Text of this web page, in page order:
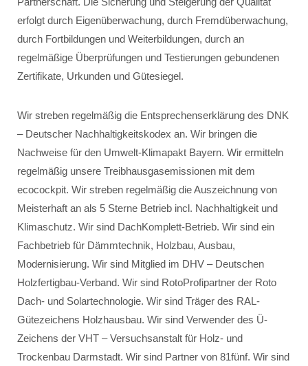
erfolgt durch Eigenüberwachung, durch Fremdüberwachung,
durch Fortbildungen und Weiterbildungen, durch an
regelmäßige Überprüfungen und Testierungen gebundenen
Zertifikate, Urkunden und Gütesiegel.
Wir streben regelmäßig die Entsprechenserklärung des DNK
– Deutscher Nachhaltigkeitskodex an. Wir bringen die
Nachweise für den Umwelt-Klimapakt Bayern. Wir ermitteln
regelmäßig unsere Treibhausgasemissionen mit dem
ecocockpit. Wir streben regelmäßig die Auszeichnung von
Meisterhaft an als 5 Sterne Betrieb incl. Nachhaltigkeit und
Klimaschutz. Wir sind DachKomplett-Betrieb. Wir sind ein
Fachbetrieb für Dämmtechnik, Holzbau, Ausbau,
Modernisierung. Wir sind Mitglied im DHV – Deutschen
Holzfertigbau-Verband. Wir sind RotoProfipartner der Roto
Dach- und Solartechnologie. Wir sind Träger des RAL-
Gütezeichens Holzhausbau. Wir sind Verwender des Ü-
Zeichens der VHT – Versuchsanstalt für Holz- und
Trockenbau Darmstadt. Wir sind Partner von 81fünf. Wir sind